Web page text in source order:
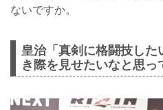
ないですか。
皇治「真剣に格闘技した
き際を見せたいなと思っ